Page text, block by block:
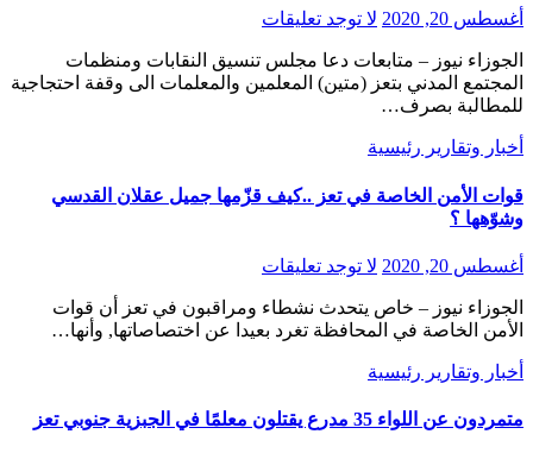
أغسطس 20, 2020 لا توجد تعليقات
المجتمع المدني بتعز (متين) المعلمين والمعلمات الى وقفة احتجاجية
للمطالبة بصرف…
أخبار وتقارير رئيسية
قوات الأمن الخاصة في تعز ..كيف قزّمها جميل عقلان القدسي
وشوّهها ؟
أغسطس 20, 2020 لا توجد تعليقات
الأمن الخاصة في المحافظة تغرد بعيدا عن اختصاصاتها, وأنها…
أخبار وتقارير رئيسية
متمردون عن اللواء 35 مدرع يقتلون معلمًا في الجبزية جنوبي تعز